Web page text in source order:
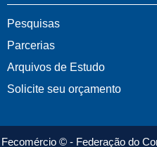
Pesquisas
Parcerias
Arquivos de Estudo
Solicite seu orçamento
Fecomércio © - Federação do